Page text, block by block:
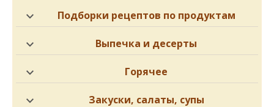
Подборки рецептов по продуктам
Выпечка и десерты
Горячее
Закуски, салаты, супы